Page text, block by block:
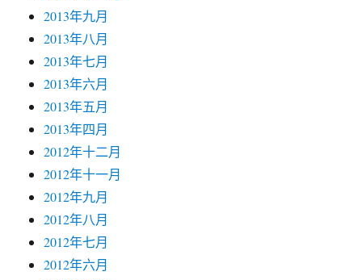
2013年九月
2013年八月
2013年七月
2013年六月
2013年五月
2013年四月
2012年十二月
2012年十一月
2012年九月
2012年八月
2012年七月
2012年六月